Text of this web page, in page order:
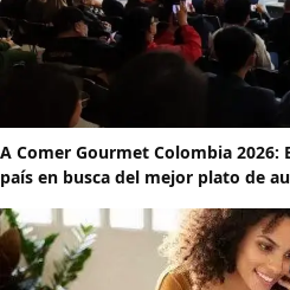
A Comer Gourmet Colombia 2026:
país en busca del mejor plato de